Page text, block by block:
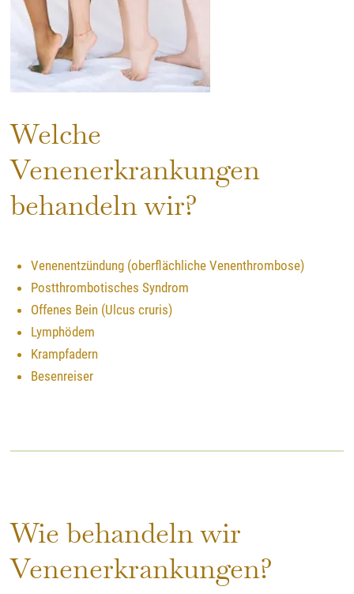
Welche
Venenerkrankungen
behandeln wir?
Venenentzündung (oberflächliche Venenthrombose)
Postthrombotisches Syndrom
Offenes Bein (Ulcus cruris)
Lymphödem
Krampfadern
Besenreiser
Wie behandeln wir
Venenerkrankungen?